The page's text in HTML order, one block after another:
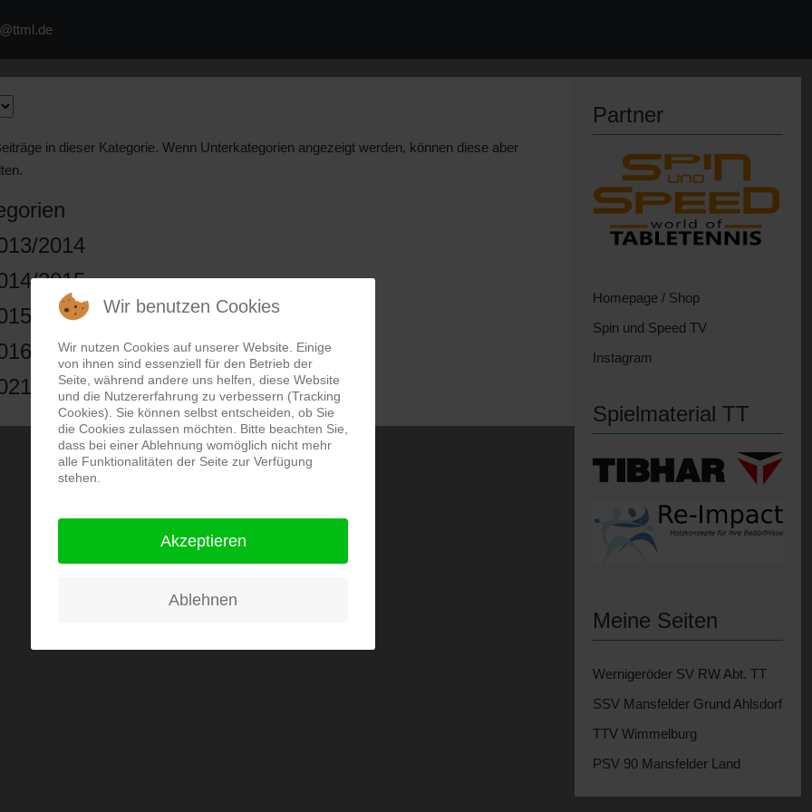
in dieser Kategorie. Wenn Unterkategorien angezeigt werden, können diese aber
2014
2015
2016
2017
2022
Partner
Homepage / Shop
Spin und Speed TV
Instagram
Spielmaterial TT
Meine Seiten
Wernigeröder SV RW Abt. TT
SSV Mansfelder Grund Ahlsdorf
TTV Wimmelburg
PSV 90 Mansfelder Land
Wir benutzen Cookies
Wir nutzen Cookies auf unserer Website. Einige
von ihnen sind essenziell für den Betrieb der
Seite, während andere uns helfen, diese Website
und die Nutzererfahrung zu verbessern (Tracking
Cookies). Sie können selbst entscheiden, ob Sie
die Cookies zulassen möchten. Bitte beachten Sie,
dass bei einer Ablehnung womöglich nicht mehr
alle Funktionalitäten der Seite zur Verfügung
stehen.
Akzeptieren
Ablehnen